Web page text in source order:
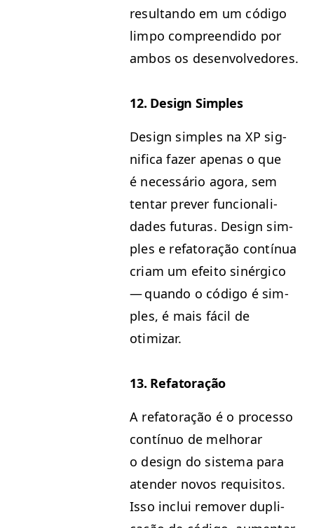
resul­tan­do em um códi­go
limpo com­preen­di­do por
ambos os desenvolvedores.
12. Design Simples
Design sim­ples na XP sig­
nifi­ca faz­er ape­nas o que
é necessário ago­ra, sem
ten­tar pre­v­er fun­cional­i­
dades futuras. Design sim­
ples e refa­toração con­tínua
cri­am um efeito sinér­gi­co
— quan­do o códi­go é sim­
ples, é mais fácil de
otimizar.
13. Refa­toração
A refa­toração é o proces­so
con­tín­uo de mel­ho­rar
o design do sis­tema para
aten­der novos req­ui­si­tos.
Isso inclui remover dupli­